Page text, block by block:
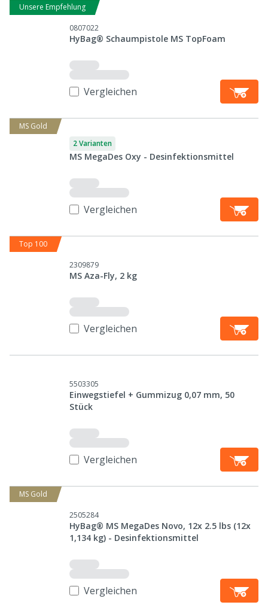
Unsere Empfehlung
0807022
HyBag® Schaumpistole MS TopFoam
Vergleichen
MS Gold
2 Varianten
MS MegaDes Oxy - Desinfektionsmittel
Vergleichen
Top 100
2309879
MS Aza-Fly, 2 kg
Vergleichen
5503305
Einwegstiefel + Gummizug 0,07 mm, 50
Stück
Vergleichen
MS Gold
2505284
HyBag® MS MegaDes Novo, 12x 2.5 lbs (12x
1,134 kg) - Desinfektionsmittel
Vergleichen